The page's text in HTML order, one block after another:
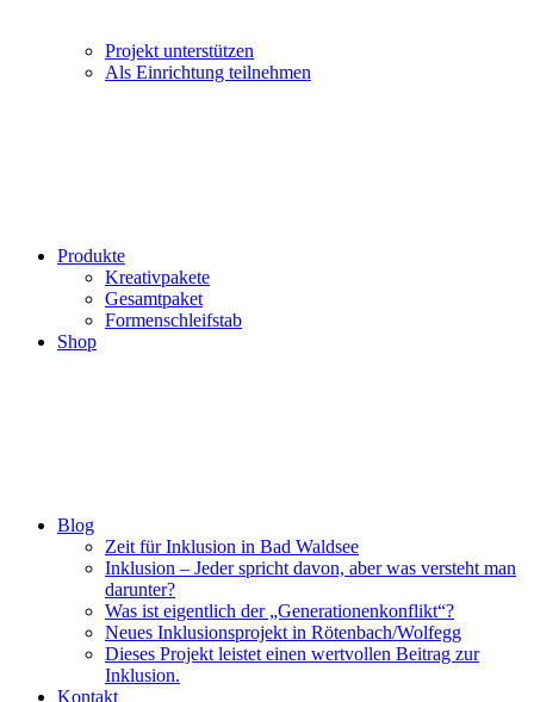
Projekt unterstützen
Als Einrichtung teilnehmen
Produkte
Kreativpakete
Gesamtpaket
Formenschleifstab
Shop
Blog
Zeit für Inklusion in Bad Waldsee
Inklusion – Jeder spricht davon, aber was versteht man
darunter?
Was ist eigentlich der „Generationenkonflikt“?
Neues Inklusionsprojekt in Rötenbach/Wolfegg
Dieses Projekt leistet einen wertvollen Beitrag zur
Inklusion.
Kontakt